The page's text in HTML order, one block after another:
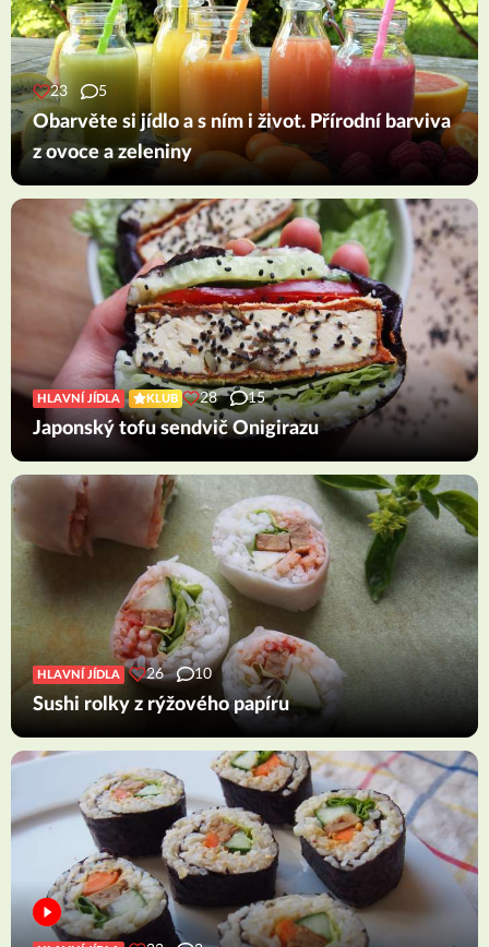
23 5
Obarvěte si jídlo a s ním i život. Přírodní barviva
z ovoce a zeleniny
HLAVNÍ JÍDLA KLUB 28 15
Japonský tofu sendvič Onigirazu
HLAVNÍ JÍDLA 26 10
Sushi rolky z rýžového papíru